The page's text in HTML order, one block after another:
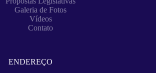
Galeria de Fotos
Vídeos
Contato
ENDEREÇO